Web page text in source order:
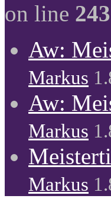
on line 243
Aw:
Markus
Aw:
Markus
Markus